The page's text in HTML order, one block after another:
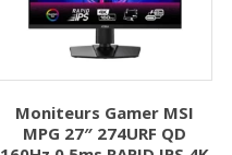
Moniteurs Gamer MSI
MPG 27″ 274URF QD